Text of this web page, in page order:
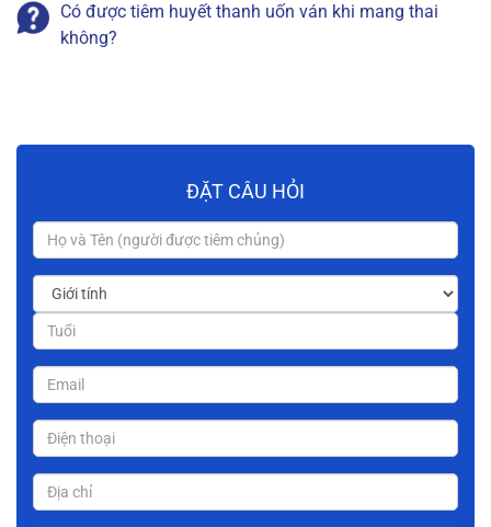
Có được tiêm huyết thanh uốn ván khi mang thai
không?
ĐẶT CÂU HỎI